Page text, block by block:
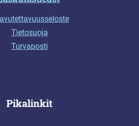
Tietosuoja
Turvaposti
Pikalinkit